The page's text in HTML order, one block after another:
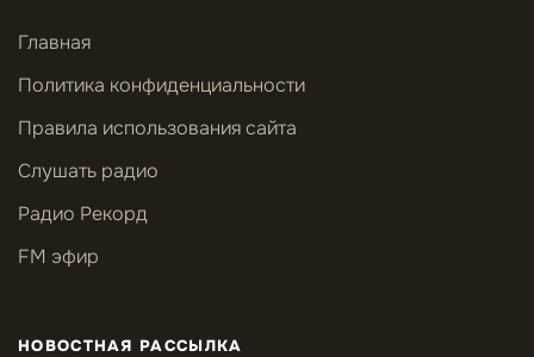
Главная
Политика конфиденциальности
Правила использования сайта
Слушать радио
Радио Рекорд
FM эфир
НОВОСТНАЯ РАССЫЛКА